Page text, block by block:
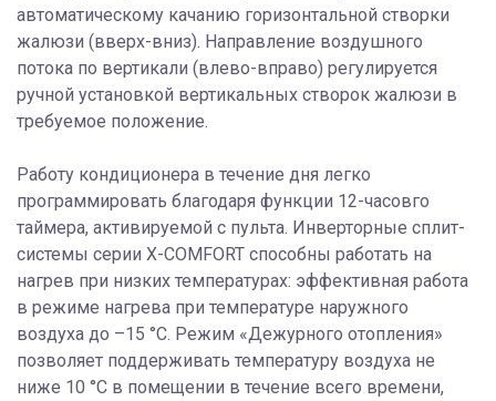
автоматическому качанию горизонтальной створки
жалюзи (вверх-вниз). Направление воздушного
потока по вертикали (влево-вправо) регулируется
ручной установкой вертикальных створок жалюзи в
требуемое положение.
Работу кондиционера в течение дня легко
программировать благодаря функции 12-часовго
таймера, активируемой с пульта. Инверторные сплит-
системы серии X-COMFORT способны работать на
нагрев при низких температурах: эффективная работа
в режиме нагрева при температуре наружного
воздуха до –15 °C. Режим «Дежурного отопления»
позволяет поддерживать температуру воздуха не
ниже 10 °C в помещении в течение всего времени,